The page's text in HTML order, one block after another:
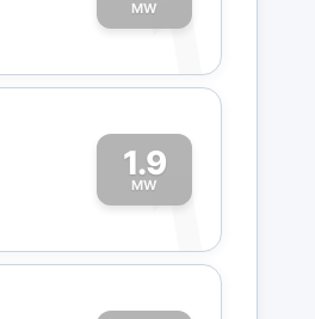
MW
1
1.9
MW
1